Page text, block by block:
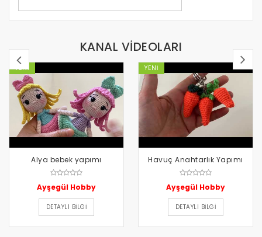
KANAL VİDEOLARI
YENI
Alya bebek yapımı
Ayşegül Hobby
DETAYLI BILGI
YENI
Havuç Anahtarlık Yapımı
Ayşegül Hobby
DETAYLI BILGI